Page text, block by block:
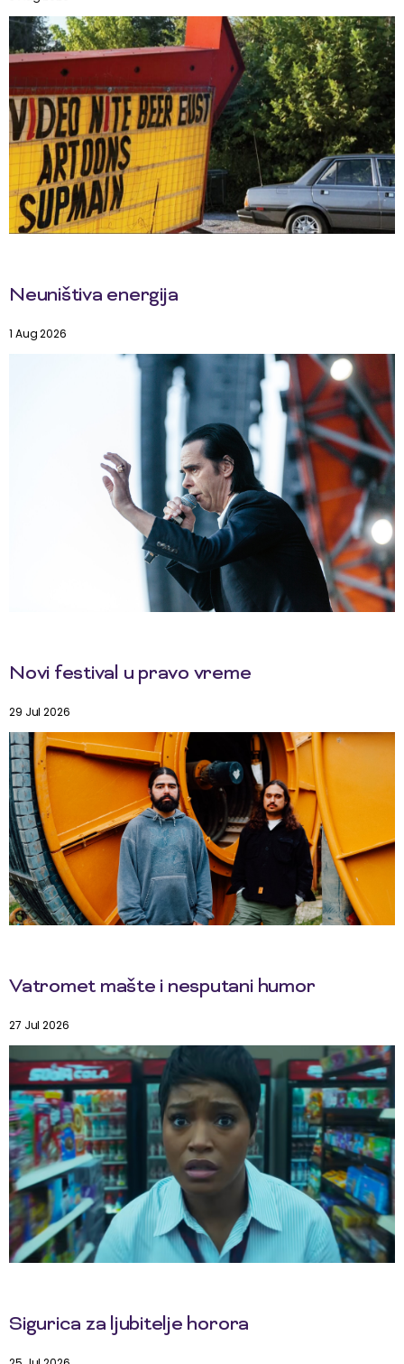
Neuništiva energija
1 Aug 2026
Novi festival u pravo vreme
29 Jul 2026
Vatromet mašte i nesputani humor
27 Jul 2026
Sigurica za ljubitelje horora